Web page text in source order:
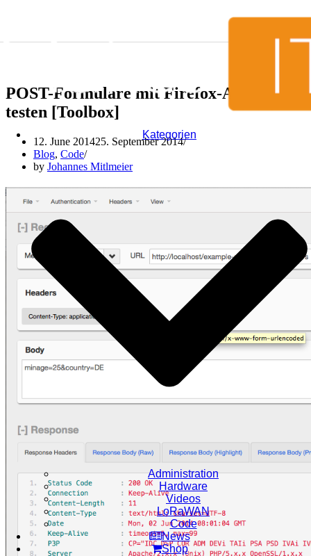
Kategorien
Administration
Hardware
Videos
LoRaWAN
Code
News
Shop
POST-Formulare mit Firefox-Addon
testen [Toolbox]
12. June 201425. September 2014
Blog, Code
by Johannes Mitlmeier